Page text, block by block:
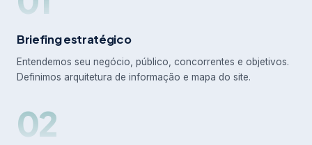
Briefing estratégico
Entendemos seu negócio, público, concorrentes e objetivos.
Definimos arquitetura de informação e mapa do site.
02